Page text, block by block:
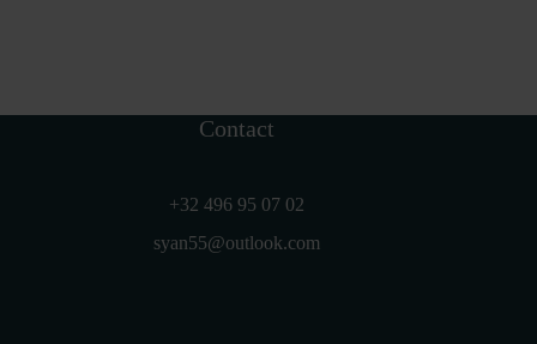
Contact
+32 496 95 07 02
syan55@outlook.com